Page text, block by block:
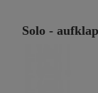
Solo -